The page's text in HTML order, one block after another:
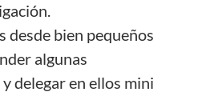
desde bien pequeños
algunas
delegar en ellos mini